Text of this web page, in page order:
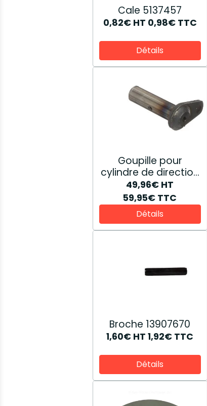
Cale 5137457
0,82€ HT 0,98€ TTC
Détails
Goupille pour
cylindre de direction
extérieur 5173252
49,96€ HT
59,95€ TTC
Détails
Broche 13907670
1,60€ HT 1,92€ TTC
Détails